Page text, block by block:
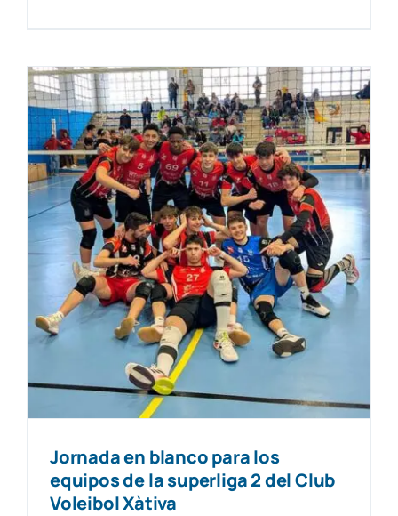
Jornada en blanco para los
equipos de la superliga 2 del Club
Voleibol Xàtiva